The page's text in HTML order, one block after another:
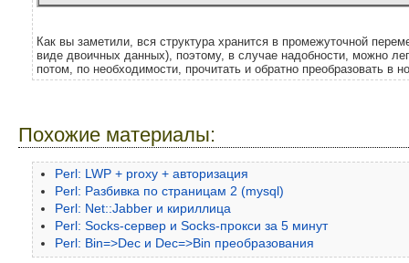
Как вы заметили, вся структура хранится в промежуточной
виде двоичных данных), поэтому, в случае надобности, можно
потом, по необходимости, прочитать и обратно преобразовать в
Похожие материалы:
Perl: LWP + proxy + авторизация
Perl: Разбивка по страницам 2 (mysql)
Perl: Net::Jabber и кириллица
Perl: Socks-сервер и Socks-прокси за 5 минут
Perl: Bin=>Dec и Dec=>Bin преобразования